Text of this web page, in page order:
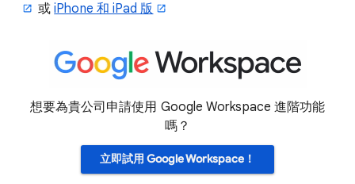
或iPhone 和 iPad 版
想要為貴公司申請使用 Google Workspace 進階功能
嗎？
立即試用 Google Workspace！